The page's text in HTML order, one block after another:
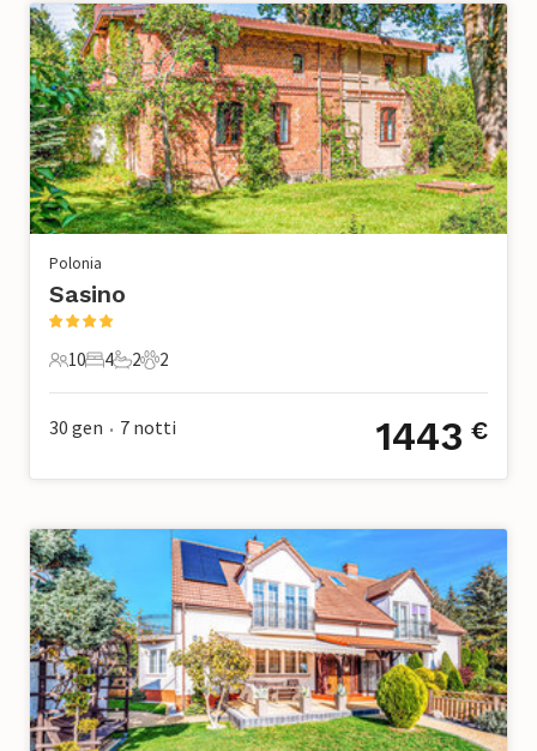
Polonia
Sasino
10 Ospiti
10
4 Camere da letto
4
2 Bagni
2
2 Animali domestici
2
30 gen • 7 notti 1443 €